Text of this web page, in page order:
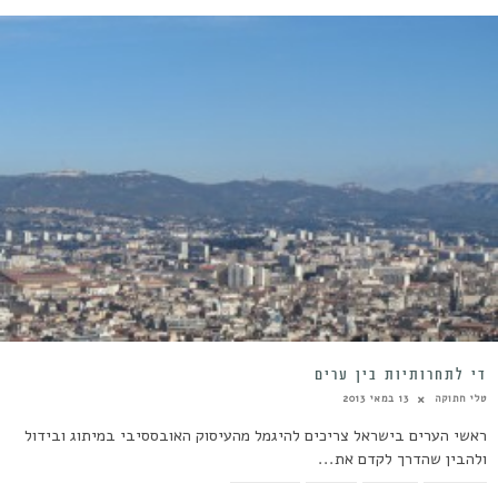
די לתחרותיות בין ערים
טלי חתוקה 13 במאי 2013
ראשי הערים בישראל צריכים להיגמל מהעיסוק האובססיבי במיתוג ובידול
ולהבין שהדרך לקדם את...